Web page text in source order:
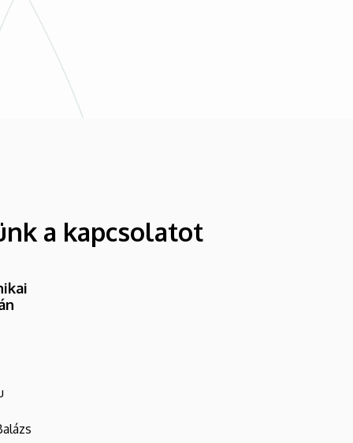
a kapcsolatot